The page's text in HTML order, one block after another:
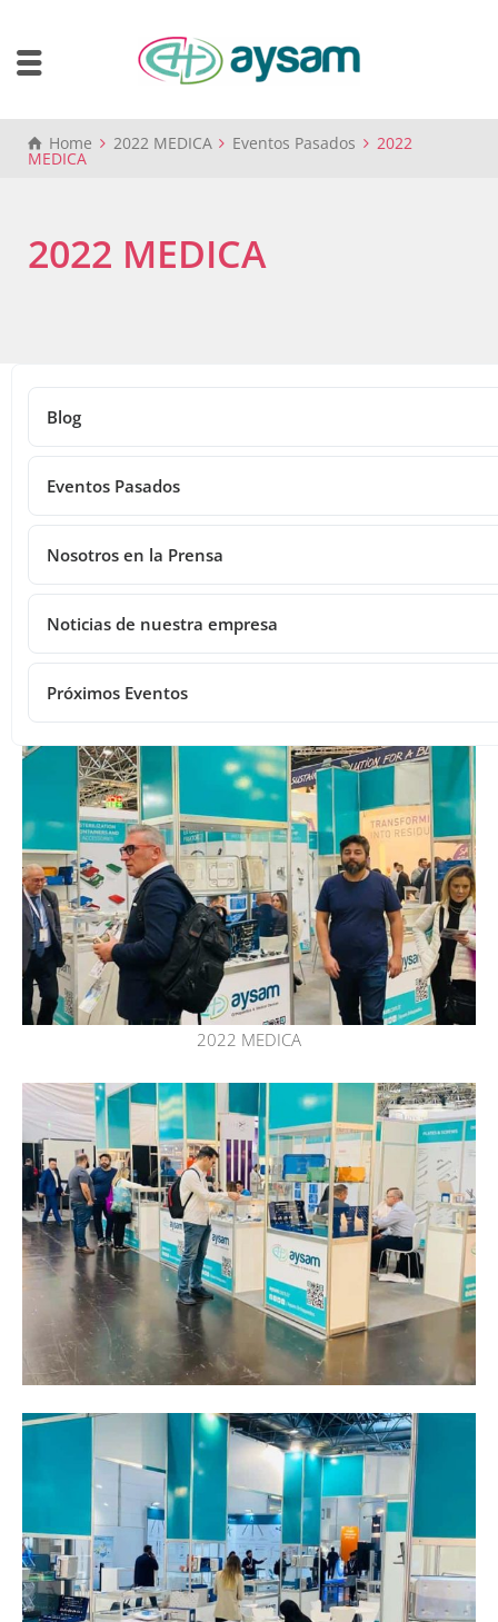
Home 2022 MEDICA Eventos Pasados 2022
MEDICA
2022 MEDICA
2022 MEDICA
Blog
Eventos Pasados
Nosotros en la Prensa
Noticias de nuestra empresa
Próximos Eventos